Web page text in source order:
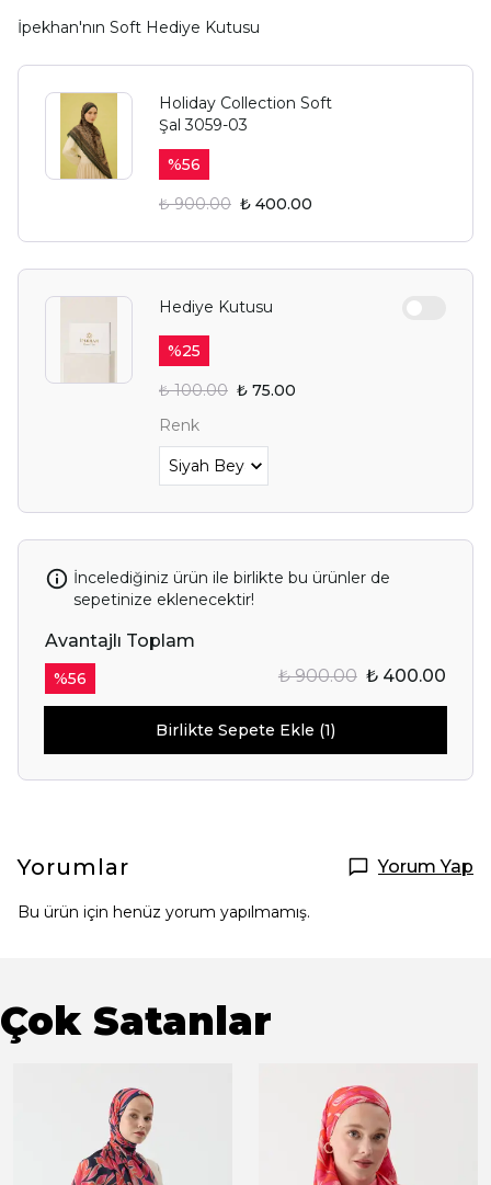
İpekhan'nın Soft Hediye Kutusu
Holiday Collection Soft
Şal 3059-03
%56
₺ 900.00 ₺ 400.00
Hediye Kutusu
%25
₺ 100.00 ₺ 75.00
Renk
İncelediğiniz ürün ile birlikte bu ürünler de
sepetinize eklenecektir!
Avantajlı Toplam
%56 ₺ 900.00 ₺ 400.00
Birlikte Sepete Ekle (1)
Yorumlar Yorum Yap
Bu ürün için henüz yorum yapılmamış.
Çok Satanlar